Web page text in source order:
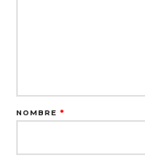
NOMBRE *